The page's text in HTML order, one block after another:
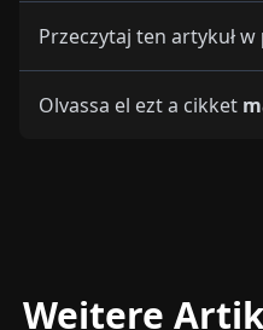
Przeczytaj ten artykuł w
Olvassa el ezt a cikket
Weitere